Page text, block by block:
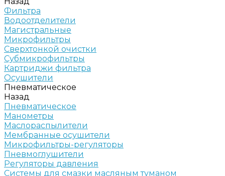
Фильтра
Водоотделители
Магистральные
Микрофильтры
Сверхтонкой очистки
Субмикрофильтры
Картриджи фильтра
Осушители
Пневматическое
Назад
Пневматическое
Манометры
Маслораспылители
Мембранные осушители
Микрофильтры-регуляторы
Пневмоглушители
Регуляторы давления
Системы для смазки масляным туманом